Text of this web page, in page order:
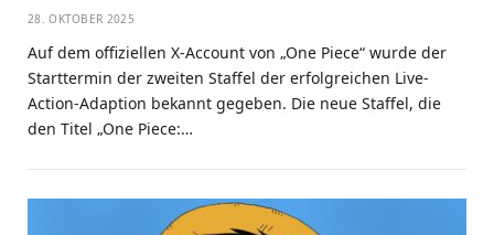
28. OKTOBER 2025
Auf dem offiziellen X-Account von „One Piece“ wurde der
Starttermin der zweiten Staffel der erfolgreichen Live-
Action-Adaption bekannt gegeben. Die neue Staffel, die
den Titel „One Piece:…